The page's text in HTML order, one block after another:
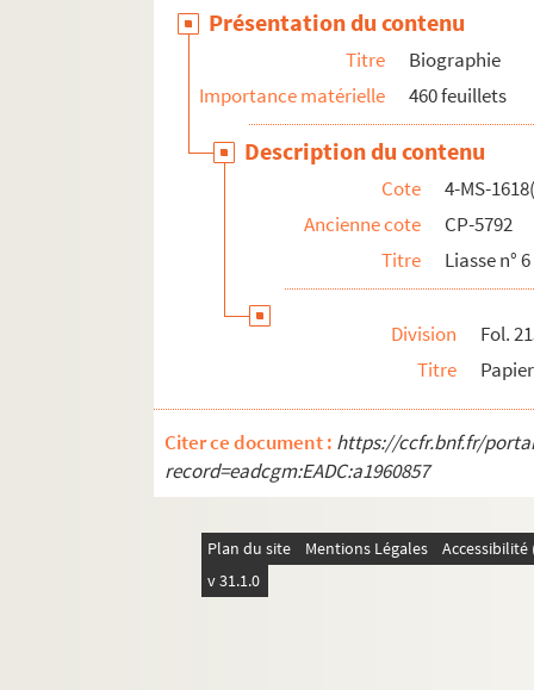
Les Tramways. Tome 2 : Correspondance
Sa participation à des expositions, tome 1
Exposition, tome 2
4-MS-1641. Notes manuscrites, réflexions
4-MS-1642. Demandes de
4-MS-1643. Demandes de
8-MS-1644. Cartes de visite envoyées à Duvand
8-MS-1645. Cartes de visite envoyées à
Présentation du contenu
Titre
Biographie
Importance matérielle
460 feuillets
Description du contenu
Cote
4-MS-
Ancienne cote
CP-5792
Titre
Liasse n°
Division
Fol.
Titre
Citer ce document : https://ccfr.bnf.fr/
record=eadcgm:EADC:a1960857
Plan du site Mentions Légales
v 31.1.0